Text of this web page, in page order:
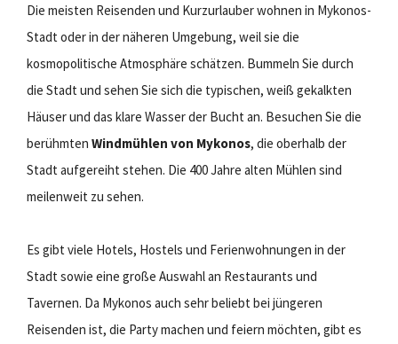
Die meisten Reisenden und Kurzurlauber wohnen in Mykonos-
Stadt oder in der näheren Umgebung, weil sie die
kosmopolitische Atmosphäre schätzen. Bummeln Sie durch
die Stadt und sehen Sie sich die typischen, weiß gekalkten
Häuser und das klare Wasser der Bucht an. Besuchen Sie die
berühmten Windmühlen von Mykonos, die oberhalb der
Stadt aufgereiht stehen. Die 400 Jahre alten Mühlen sind
meilenweit zu sehen.
Es gibt viele Hotels, Hostels und Ferienwohnungen in der
Stadt sowie eine große Auswahl an Restaurants und
Tavernen. Da Mykonos auch sehr beliebt bei jüngeren
Reisenden ist, die Party machen und feiern möchten, gibt es